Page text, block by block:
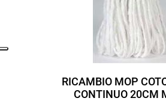
RICAMBIO MOP
CONTINUO 20CM